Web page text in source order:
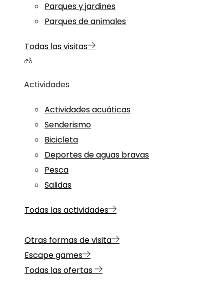
Parques y jardines
Parques de animales
Todas las visitas
Actividades
Actividades acuáticas
Senderismo
Bicicleta
Deportes de aguas bravas
Pesca
Salidas
Todas las actividades
Otras formas de visita
Escape games
Todas las ofertas